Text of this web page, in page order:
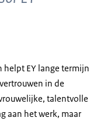
helpt EY lange termijn
in de
talentvolle
aan het werk, maar